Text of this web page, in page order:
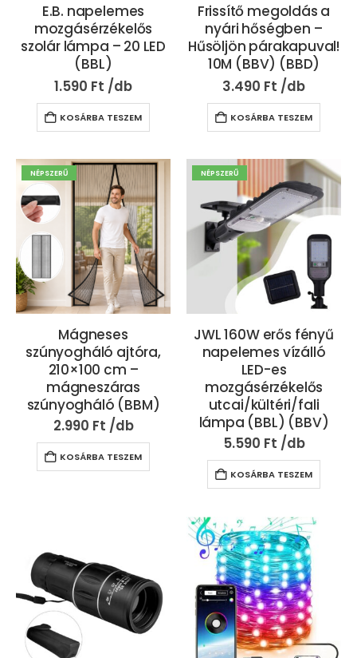
E.B. napelemes
mozgásérzékelős
szolár lámpa – 20 LED
(BBL)
1.590 Ft
KOSÁRBA TESZEM
Frissítő megoldás a
nyári hőségben –
Hűsöljön párakapuval!
10M (BBV) (BBD)
3.490 Ft
KOSÁRBA TESZEM
NÉPSZERŰ
Mágneses
szúnyogháló ajtóra,
210×100 cm –
mágneszáras
szúnyogháló (BBM)
2.990 Ft
KOSÁRBA TESZEM
NÉPSZERŰ
JWL 160W erős fényű
napelemes vízálló
LED-es
mozgásérzékelős
utcai/kültéri/fali
lámpa (BBL) (BBV)
5.590 Ft
KOSÁRBA TESZEM